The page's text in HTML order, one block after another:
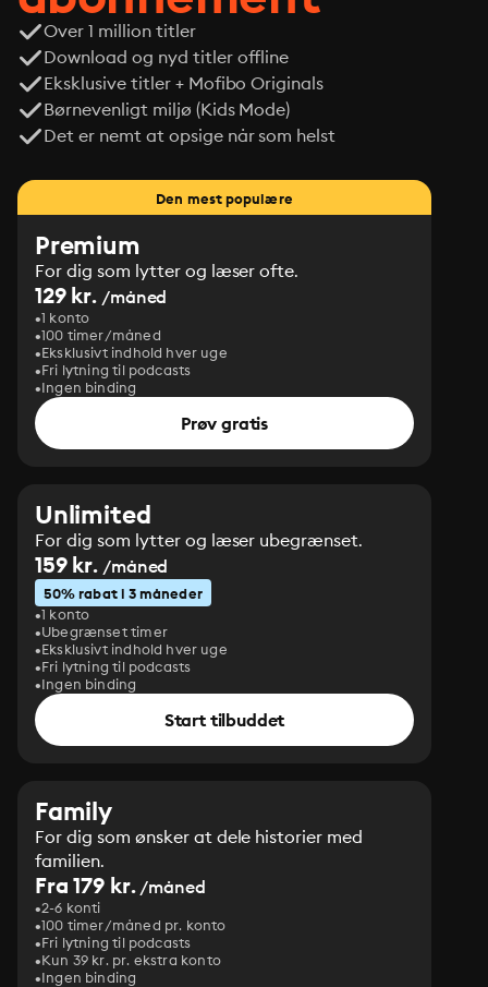
Over 1 million titler
Download og nyd titler offline
Eksklusive titler + Mofibo Originals
Børnevenligt miljø (Kids Mode)
Det er nemt at opsige når som helst
Den mest populære
Premium
For dig som lytter og læser ofte.
129 kr. /måned
1 konto
100 timer/måned
Eksklusivt indhold hver uge
Fri lytning til podcasts
Ingen binding
Prøv gratis
Unlimited
For dig som lytter og læser ubegrænset.
159 kr. /måned
50% rabat i 3 måneder
1 konto
Ubegrænset timer
Eksklusivt indhold hver uge
Fri lytning til podcasts
Ingen binding
Start tilbuddet
Family
For dig som ønsker at dele historier med
familien.
Fra 179 kr./måned
2-6 konti
100 timer/måned pr. konto
Fri lytning til podcasts
Kun 39 kr. pr. ekstra konto
Ingen binding